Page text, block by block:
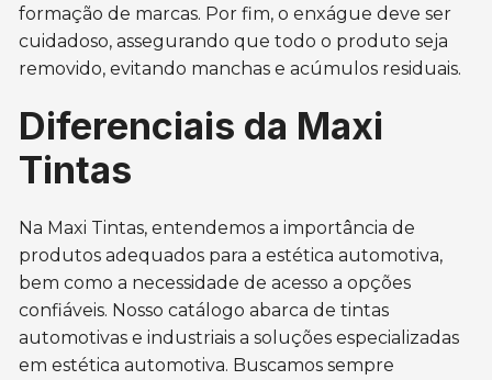
formação de marcas. Por fim, o enxágue deve ser
cuidadoso, assegurando que todo o produto seja
removido, evitando manchas e acúmulos residuais.
Diferenciais da Maxi
Tintas
Na Maxi Tintas, entendemos a importância de
produtos adequados para a estética automotiva,
bem como a necessidade de acesso a opções
confiáveis. Nosso catálogo abarca de tintas
automotivas e industriais a soluções especializadas
em estética automotiva. Buscamos sempre